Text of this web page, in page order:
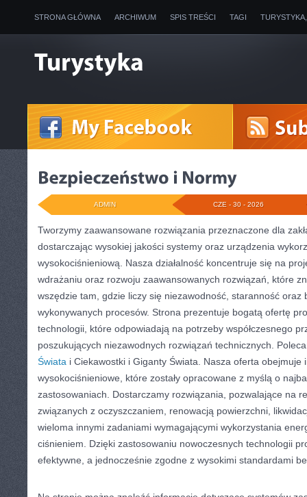
STRONA GŁÓWNA ARCHIWUM SPIS TREŚCI TAGI
CZE - 30 - 2026
ADMIN
Tworzymy zaawansowane rozwiązania przeznaczone dla
dostarczając wysokiej jakości systemy oraz urządzenia
wysokociśnieniową. Nasza działalność koncentruje się na
wdrażaniu oraz rozwoju zaawansowanych rozwiązań, które
wszędzie tam, gdzie liczy się niezawodność, staranność oraz
wykonywanych procesów. Strona prezentuje bogatą ofertę
technologii, które odpowiadają na potrzeby współczesnego
poszukujących niezawodnych rozwiązań technicznych.
Świata i Ciekawostki i Giganty Świata. Nasza oferta obejmuje
wysokociśnieniowe, które zostały opracowane z myślą o
zastosowaniach. Dostarczamy rozwiązania, pozwalające na
związanych z oczyszczaniem, renowacją powierzchni,
wieloma innymi zadaniami wymagającymi wykorzystania
ciśnieniem. Dzięki zastosowaniu nowoczesnych technologii
efektywne, a jednocześnie zgodne z wysokimi standardami